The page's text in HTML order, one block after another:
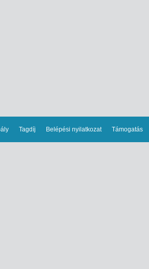
Tagdíj Belépési nyilatkozat Támogatás